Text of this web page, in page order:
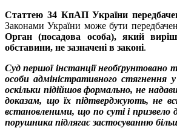
Статтею 34 КпАП України
Законами України може бути
Орган (посадова особа), який
обставини, не зазначені в законі.
Суд першої інстанції необґрунтовано
особи адміністративного стягнення
оскільки підійшов формально, не
доказам, що їх підтверджують, не
встановленими, що по суті і призвело
порушника підлягає застосуванню